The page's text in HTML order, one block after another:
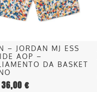
– JORDAN MJ ESS
AOP –
DA BASKET
36,00€